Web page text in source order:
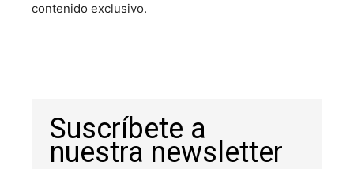
contenido exclusivo.
Suscríbete a
nuestra newsletter